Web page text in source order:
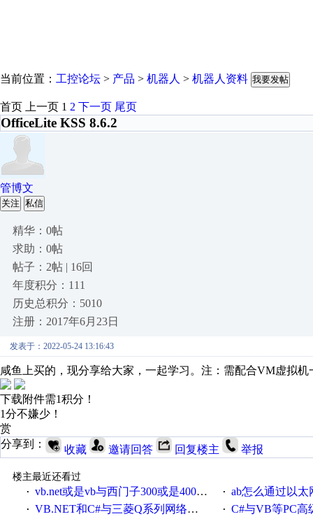
当前位置： 工控论坛 > 产品 > 机器人 > 机器人资料 我要发帖
首页 上一页 1 2 下一页 尾页
OfficeLite KSS 8.6.2
管博文
关注 私信
精华：0帖
求助：0帖
帖子：2帖 | 16回
年度积分：111
历史总积分：5010
注册：2017年6月23日
发表于：2022-05-24 13:16:43
咸鱼上买的，现分享给大家，一起学习。注：需配合VM虚拟机
下载附件需1积分！
1分不嫌少！
赏
分享到：
收藏 邀请回答 回复楼主 举报
楼主最近还看过
· vb.net或是vb与西门子300或是400plc通信怎么想编写呀！ · ab怎么通过以太网
· VB.NET和C#与三菱Q系列网络通讯的源代码 · C#与VB等PC高级语言与